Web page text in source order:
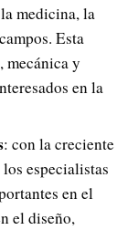
medicina, la
Esta
mecánica y
en la
: con la creciente
especialistas
en el
el diseño,